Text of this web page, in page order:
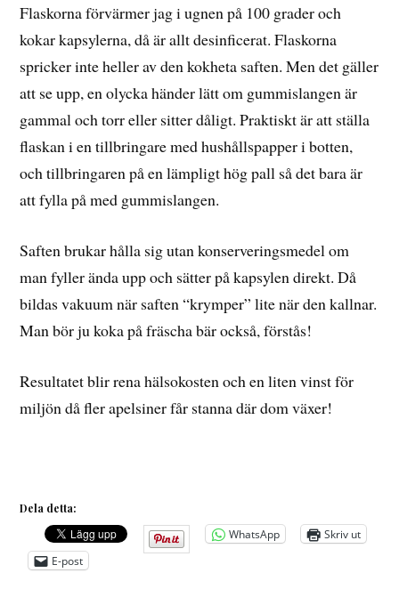
Flaskorna förvärmer jag i ugnen på 100 grader och
kokar kapsylerna, då är allt desinficerat. Flaskorna
spricker inte heller av den kokheta saften. Men det gäller
att se upp, en olycka händer lätt om gummislangen är
gammal och torr eller sitter dåligt. Praktiskt är att ställa
flaskan i en tillbringare med hushållspapper i botten,
och tillbringaren på en lämpligt hög pall så det bara är
att fylla på med gummislangen.
Saften brukar hålla sig utan konserveringsmedel om
man fyller ända upp och sätter på kapsylen direkt. Då
bildas vakuum när saften “krymper” lite när den kallnar.
Man bör ju koka på fräscha bär också, förstås!
Resultatet blir rena hälsokosten och en liten vinst för
miljön då fler apelsiner får stanna där dom växer!
Dela detta:
WhatsApp
Skriv ut
E-post